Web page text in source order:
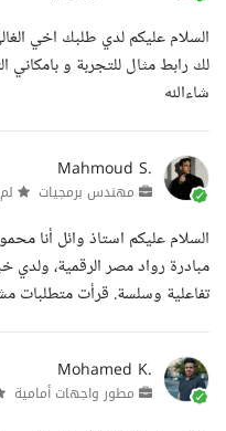
السلام عليكم لدي طلبك اخي
لك رابط مثال للتجربة و
شاءالله
Mahmoud S.
مهندس برمجيات
السلام عليكم استاذ وائل أنا
مبادرة رواد مصر الرقمية،
تفاعلية وسلسة. قرأت متطلبات
Mohamed K.
مطور واجهات أمامية